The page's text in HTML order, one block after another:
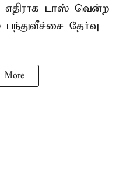
டாஸ் வென்ற
தேர்வு
More